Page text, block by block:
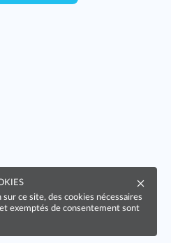
ce site, des cookies nécessaires
exemptés de consentement sont